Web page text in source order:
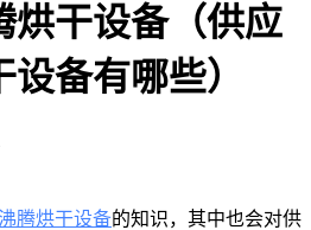
烘干设备（供应
备有哪些）
腾烘干设备的知识，其中也会对供